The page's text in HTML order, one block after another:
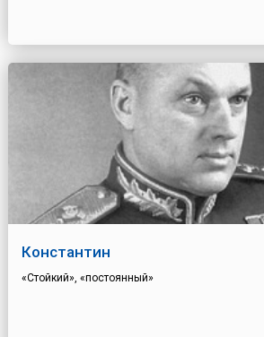
Константин
«Стойкий», «постоянный»